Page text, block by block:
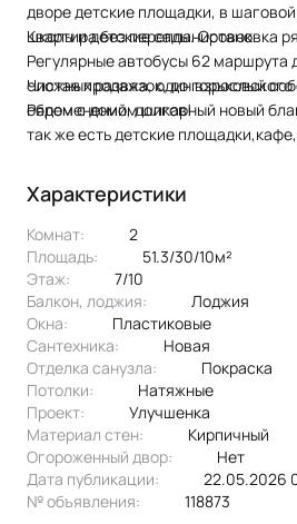
дворе детские площадки, в
школы и детские сады. Остановка
Регулярные автобусы 62 маршрута
сложных развязок, до
Рядом с домом шикарный новый
так же есть детские
Квартира без перепланировок.
Чистая продажа, один взрослый
обременений, долгов!
Характеристики
Комнат:
2
Площадь:
51.3/30/10м²
Этаж:
7/10
Балкон, лоджия:
лоджия
Окна:
пластиковые
Сантехника:
новая
Отделка санузла:
покраска
Потолки:
натяжные
Проект:
улучшенка
Материал стен:
Кирпичный
Огороженный двор:
Нет
Дата публикации:
22.05.2026
№ объявления:
118873